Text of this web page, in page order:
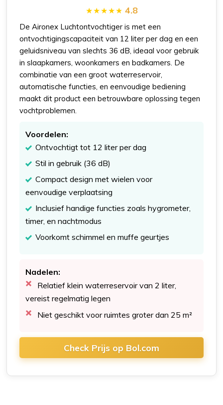
4.8
De Aironex Luchtontvochtiger is met een
ontvochtigingscapaciteit van 12 liter per dag en een
geluidsniveau van slechts 36 dB, ideaal voor gebruik
in slaapkamers, woonkamers en badkamers. De
combinatie van een groot waterreservoir,
automatische functies, en eenvoudige bediening
maakt dit product een betrouwbare oplossing tegen
vochtproblemen.
Voordelen:
Ontvochtigt tot 12 liter per dag
Stil in gebruik (36 dB)
Compact design met wielen voor
eenvoudige verplaatsing
Inclusief handige functies zoals hygrometer,
timer, en nachtmodus
Voorkomt schimmel en muffe geurtjes
Nadelen:
Relatief klein waterreservoir van 2 liter,
vereist regelmatig legen
Niet geschikt voor ruimtes groter dan 25 m²
Check Prijs op Bol.com